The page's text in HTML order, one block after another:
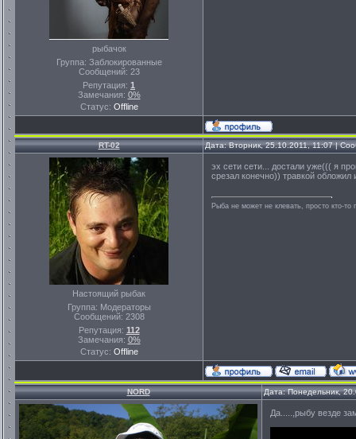
рыбачок
Группа: Заблокированные
Сообщений: 23
Репутация: 1
Замечания: 0%
Статус: Offline
RT-02 Дата: Вторник, 25.10.2011, 11:07 |
Настоящий рыбак
Группа: Модераторы
Сообщений: 2308
Репутация: 112
Замечания: 0%
Статус: Offline
эх сети сети... достали уже((( я
срезал конечно)) травкой
Рыба не может не клевать, просто кто-
NORD Дата: Понедельник,
Да.....,рыбу везде